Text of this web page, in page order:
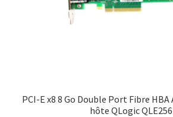
PCI-E x8 8 Go Double Port Fibre
hôte QLogic